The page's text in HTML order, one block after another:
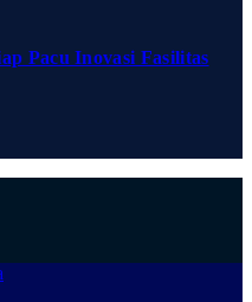
Pacu Inovasi Fasilitas